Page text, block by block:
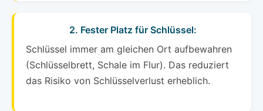
2. Fester Platz für Schlüssel:
Schlüssel immer am gleichen Ort aufbewahren
(Schlüsselbrett, Schale im Flur). Das reduziert
das Risiko von Schlüsselverlust erheblich.